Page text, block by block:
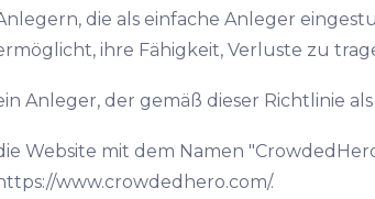
die als einfache Anleger
ihre Fähigkeit, Verluste zu
Anleger, der gemäß dieser Richtlinie
Website mit dem Namen
www.crowdedhero.com/.